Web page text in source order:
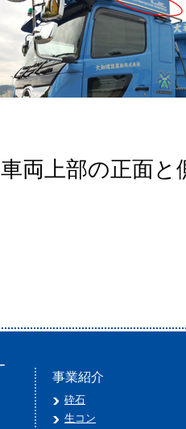
車両上部の正面
事業紹介
砕石
生コン